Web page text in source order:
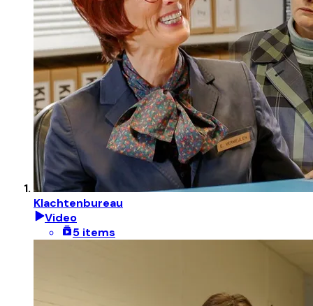
Klachtenbureau
Video
5 items